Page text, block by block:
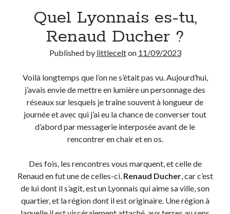
Derniers Commentaires
C’était pas mieux avant… à Lyon
Anthony dansComment j’ai opéré ma vélorution toute personnelle
Renaud DucherdansComment j’ai opéré ma vélorution toute
personnelle
Commentaires récents
Comment j’ai opéré ma vélorution toute personnelle
Quel Lyonnais es-tu,
Renaud Ducher ?
Published by littlecelton 11/09/2023
Voilà longtemps que l’on ne s’était pas vu. Aujourd’hui,
j’avais envie de mettre en lumière un personnage des
réseaux sur lesquels je traîne souvent à longueur de
journée et avec qui j’ai eu la chance de converser tout
d’abord par messagerie interposée avant de le
rencontrer en chair et en os.
Des fois, les rencontres vous marquent, et celle de
Renaud en fut une de celles-ci. Renaud Ducher, car c’est
de lui dont il s’agit, est un Lyonnais qui aime sa ville, son
quartier, et la région dont il est originaire. Une région à